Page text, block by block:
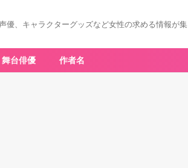
優、キャラクターグッズなど女性の求める情報が
舞台俳優 作者名